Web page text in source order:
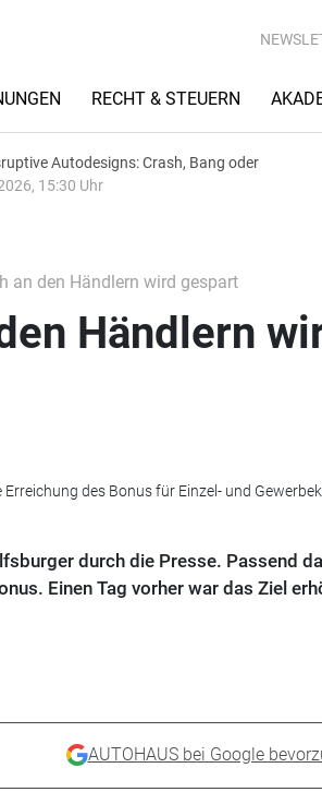
RECHT & STEUERN
Autodesigns: Crash, Bang oder
15:30 Uhr
an den Händlern wird gespart
Händlern
des Bonus für Einzel- und
durch die Presse. Passend
Einen Tag vorher war das Ziel
AUTOHAUS bei Google